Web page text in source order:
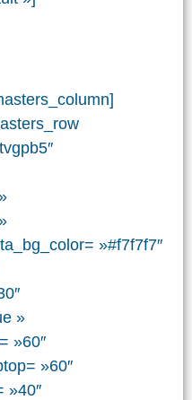
»#f7f7f7″
»
»60″
»60″
»40″